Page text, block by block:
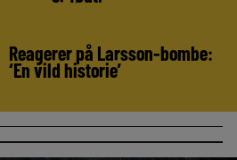
Reagerer på Larsson-bombe:
‘En vild historie’